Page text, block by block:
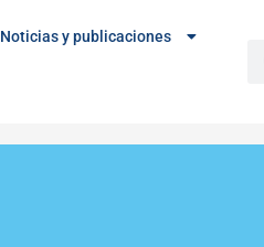
Noticias y publicaciones